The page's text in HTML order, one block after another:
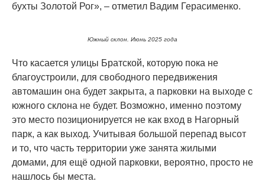
бухты Золотой Рог», – отметил Вадим Герасименко.
Южный склон. Июнь 2025 года
Что касается улицы Братской, которую пока не
благоустроили, для свободного передвижения
автомашин она будет закрыта, а парковки на выходе с
южного склона не будет. Возможно, именно поэтому
это место позиционируется не как вход в Нагорный
парк, а как выход. Учитывая большой перепад высот
и то, что часть территории уже занята жилыми
домами, для ещё одной парковки, вероятно, просто не
нашлось бы места.